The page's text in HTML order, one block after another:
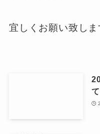
宜しくお願い致しま